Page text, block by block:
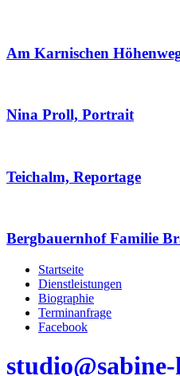
Am Karnischen
Nina Proll, Portrait
Teichalm, Reportage
Bergbauernhof Familie
Startseite
Dienstleistungen
Biographie
Terminanfrage
Facebook